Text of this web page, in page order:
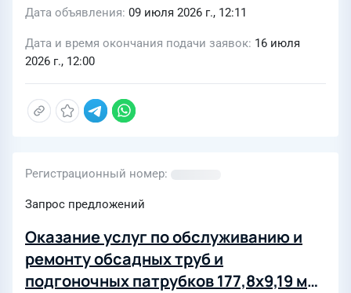
Дата объявления 09 июля 2026 г., 12:11
Дата и время окончания подачи заявок 16 июля
2026 г., 12:00
Регистрационный номер
Запрос предложений
Оказание услуг по обслуживанию и
ремонту обсадных труб и
подгоночных патрубков 177,8х9,19 мм